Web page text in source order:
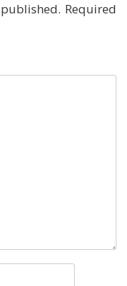
Required